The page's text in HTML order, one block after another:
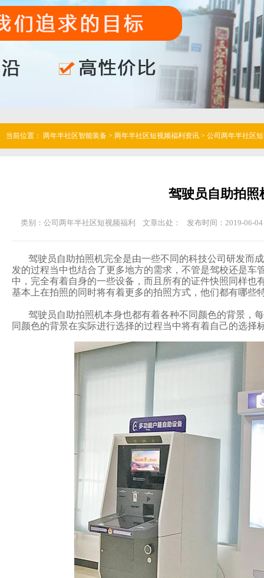
当前位置： 两年半社区智能装备 > 两年半社区短视频福利资讯 > 公司两年半社区
驾驶员自助拍照
类别：公司两年半社区短视频福利 文章出处： 发布时间：2019-06-
驾驶员自助拍照机完全是由一些不同的科技公司研发而成的
发的过程当中也结合了更多地方的需求，不管是驾校还是
中，完全有着自身的一些设备，而且所有的证件快照同样也
基本上在拍照的同时将有着更多的拍照方式，他们都有哪些特色
驾驶员自助拍照机本身也都有着各种不同颜色的背景，每
同颜色的背景在实际进行选择的过程当中将有着自己的选择标